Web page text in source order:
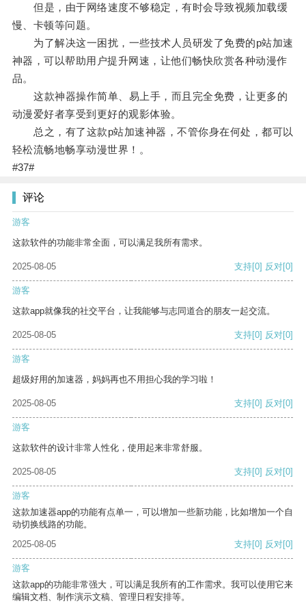
但是，由于网络速度不够稳定，有时会导致视频加载缓
慢、卡顿等问题。
为了解决这一困扰，一些技术人员研发了免费的p站加速
神器，可以帮助用户提升网速，让他们畅快欣赏各种动漫作
品。
这款神器操作简单、易上手，而且完全免费，让更多的
动漫爱好者享受到更好的观影体验。
总之，有了这款p站加速神器，不管你身在何处，都可以
轻松流畅地畅享动漫世界！。
#37#
评论
游客
这款软件的功能非常全面，可以满足我所有需求。
2025-08-05 支持[0] 反对[0]
游客
这款app就像我的社交平台，让我能够与志同道合的朋友一起交流。
2025-08-05 支持[0] 反对[0]
游客
超级好用的加速器，妈妈再也不用担心我的学习啦！
2025-08-05 支持[0] 反对[0]
游客
这款软件的设计非常人性化，使用起来非常舒服。
2025-08-05 支持[0] 反对[0]
游客
这款加速器app的功能有点单一，可以增加一些新功能，比如增加一个自
动切换线路的功能。
2025-08-05
支持[0] 反对[0]
游客
这款app的功能非常强大，可以满足我所有的工作需求。我可以使用它来
编辑文档、制作演示文稿、管理日程安排等。